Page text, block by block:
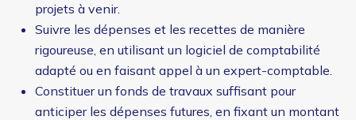
projets à venir.
Suivre les dépenses et les recettes de manière
rigoureuse, en utilisant un logiciel de comptabilité
adapté ou en faisant appel à un expert-comptable.
Constituer un fonds de travaux suffisant pour
anticiper les dépenses futures, en fixant un montant